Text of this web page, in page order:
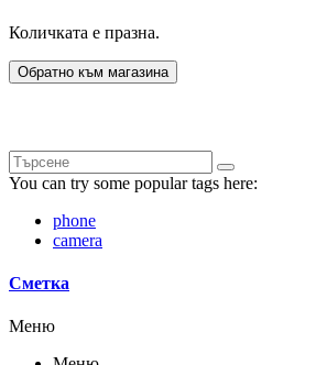
Количката е празна.
Обратно към магазина
You can try some popular tags here:
phone
camera
Сметка
Меню